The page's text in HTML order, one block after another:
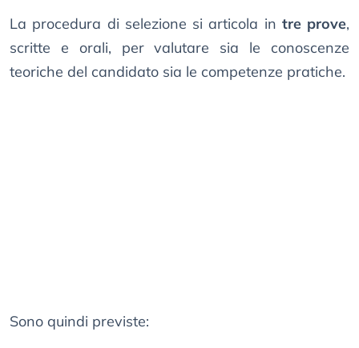
La procedura di selezione si articola in tre prove,
scritte e orali, per valutare sia le conoscenze
teoriche del candidato sia le competenze pratiche.
Sono quindi previste: